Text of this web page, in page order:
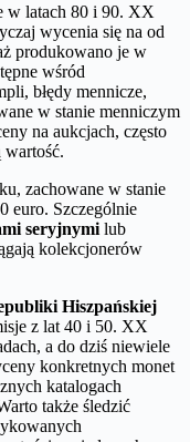
w latach 80 i 90. XX
wycenia się na od
produkowano je w
wśród
błędy mennicze,
w stanie menniczym
na aukcjach, często
wartość.
zachowane w stanie
euro. Szczególnie
seryjnymi lub
kolekcjonerów
Hiszpańskiej
z lat 40 i 50. XX
a do dziś niewiele
konkretnych monet
katalogach
także śledzić